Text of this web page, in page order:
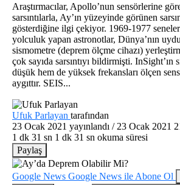
Araştırmacılar, Apollo’nun sensörlerine
sarsıntılarla, Ay’ın yüzeyinde görünen
gösterdiğine ilgi çekiyor. 1969-1977
yolculuk yapan astronotlar, Dünya’nın
sismometre (deprem ölçme cihazı)
çok sayıda sarsıntıyı bildirmişti. InSight’ın
düşük hem de yüksek frekansları ölçen
aygıttır. SEIS...
Ufuk Parlayan tarafından
23 Ocak 2021 yayınlandı / 23 Ocak 2021
1 dk 31 sn 1 dk 31 sn okuma süresi
Paylaş
Google News Google News ile Abone Ol